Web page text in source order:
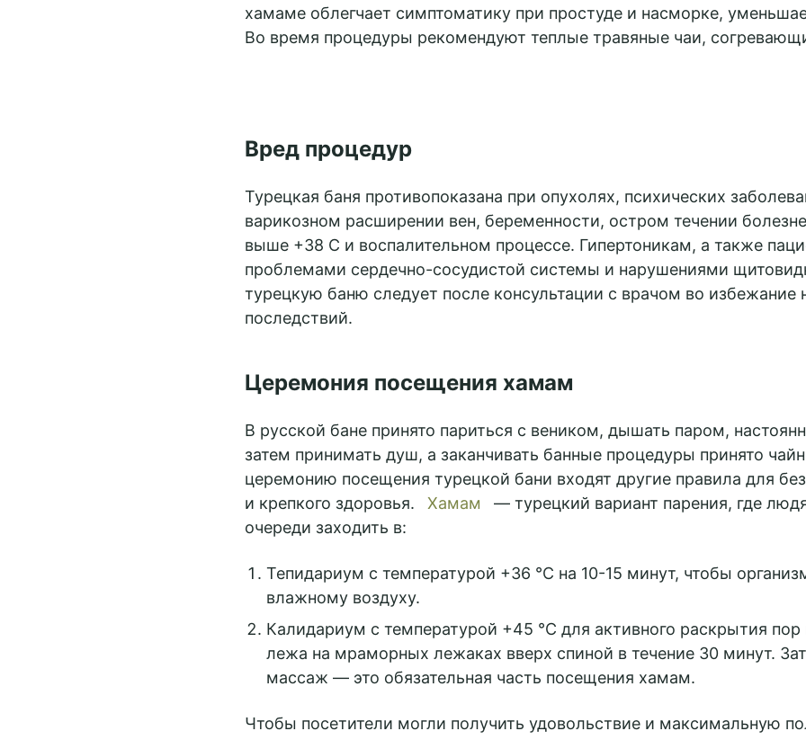
хамаме облегчает симптоматику при простуде и насморке,
Во время процедуры рекомендуют теплые травяные чаи,
Вред процедур
Турецкая баня противопоказана при опухолях, психических
варикозном расширении вен, беременности, остром течении
выше +38 С и воспалительном процессе. Гипертоникам, а также
проблемами сердечно-сосудистой системы и нарушениями
турецкую баню следует после консультации с врачом во избежание
последствий.
Церемония посещения хамам
В русской бане принято париться с веником, дышать паром,
затем принимать душ, а заканчивать банные процедуры принято
церемонию посещения турецкой бани входят другие правила для
и крепкого здоровья.
Хамам
— турецкий вариант парения, где
очереди заходить в:
Тепидариум с температурой +36 °C на 10-15 минут, чтобы
влажному воздуху.
Калидариум с температурой +45 °C для активного раскрытия
лежа на мраморных лежаках вверх спиной в течение 30 минут.
массаж — это обязательная часть посещения хамам.
Чтобы посетители могли получить удовольствие и максимальную